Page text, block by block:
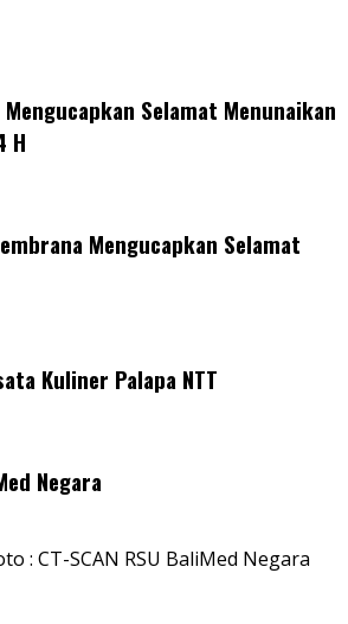
Selamat Menunaikan
H
Mengucapkan Selamat
Kuliner Palapa NTT
Negara
: CT-SCAN RSU BaliMed Negara